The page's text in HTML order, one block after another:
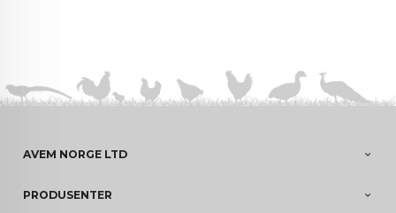
AVEM NORGE LTD
PRODUSENTER